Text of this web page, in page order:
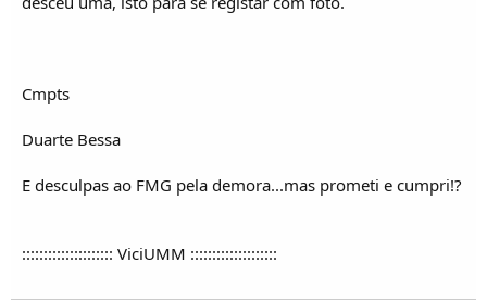
Cmpts
Duarte Bessa
E desculpas ao FMG pela demora...mas prometi e cumpri!?
::::::::::::::::::::: ViciUMM ::::::::::::::::::::